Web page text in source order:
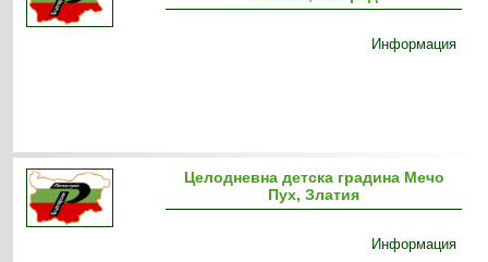
Информация
Целодневна детска градина Мечо
Пух, Златия
Информация